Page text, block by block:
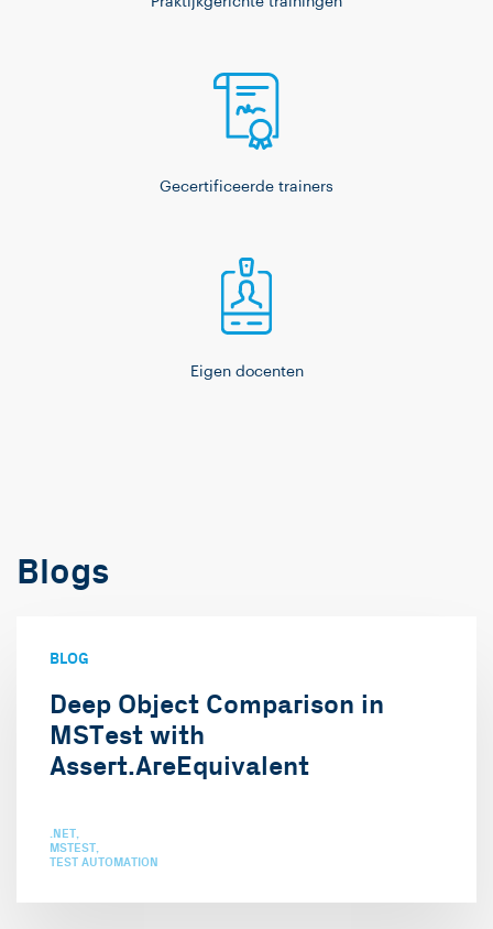
Gecertificeerde trainers
Eigen docenten
Blogs
BLOG
Deep Object Comparison in
MSTest with
Assert.AreEquivalent
.NET
MSTEST
TEST AUTOMATION